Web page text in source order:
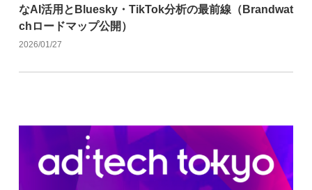
なAI活用とBluesky・TikTok分析の最前線（Brandwat
chロードマップ公開）
2026/01/27